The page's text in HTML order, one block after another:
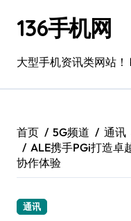
136手机网
大型手机资讯类网站
首页 5G频道 通讯
ALE携手PGi打造卓
协作体验
通讯